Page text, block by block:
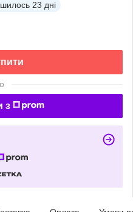
23 дні
з